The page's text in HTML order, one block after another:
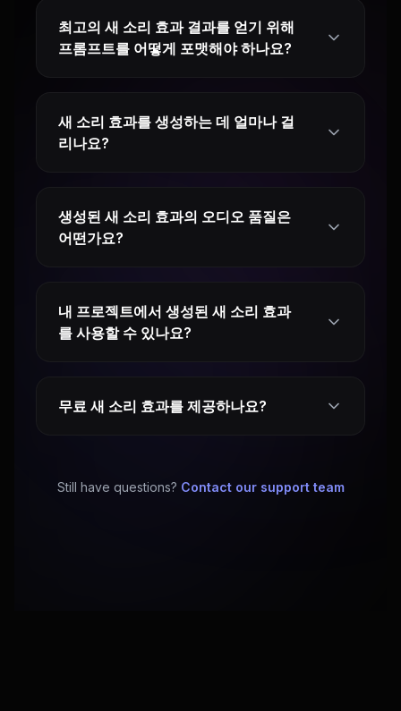
최고의 새 소리 효과 결과를 얻기 위해
프롬프트를 어떻게 포맷해야 하나요?
새 소리 효과를 생성하는 데 얼마나 걸
리나요?
생성된 새 소리 효과의 오디오 품질은
어떤가요?
내 프로젝트에서 생성된 새 소리 효과
를 사용할 수 있나요?
무료 새 소리 효과를 제공하나요?
Still have questions? Contact our support team